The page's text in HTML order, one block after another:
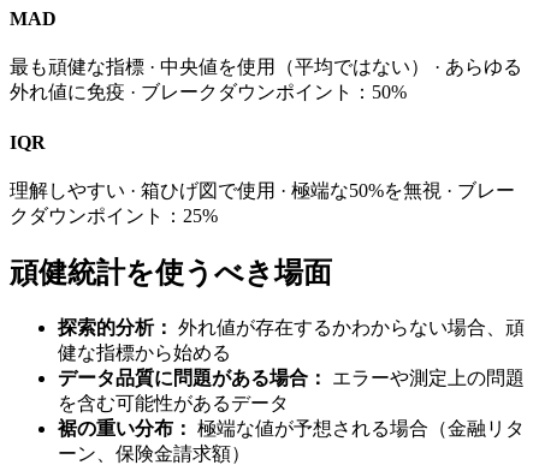
MAD
最も頑健な指標 · 中央値を使用（平均ではない） · あらゆる
外れ値に免疫 · ブレークダウンポイント：50%
IQR
理解しやすい · 箱ひげ図で使用 · 極端な50%を無視 · ブレー
クダウンポイント：25%
頑健統計を使うべき場面
探索的分析： 外れ値が存在するかわからない場合、頑
健な指標から始める
データ品質に問題がある場合：
エラーや測定上の問題
を含む可能性があるデータ
裾の重い分布： 極端な値が予想される場合（金融リタ
ーン、保険金請求額）